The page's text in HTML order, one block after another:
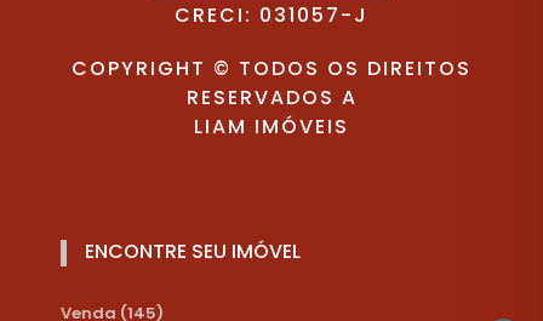
CRECI: 031057-J
COPYRIGHT © TODOS OS DIREITOS
RESERVADOS A
LIAM IMÓVEIS
ENCONTRE SEU IMÓVEL
Venda (145)